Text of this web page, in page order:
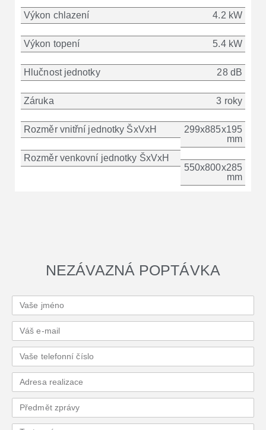
Výkon chlazení
Výkon topení
Hlučnost jednotky
Záruka
Rozměr vnitřní jednotky ŠxVxH
Rozměr venkovní jednotky ŠxVxH
4.2 kW
5.4 kW
28 dB
3 roky
299x885x195
mm
550x800x285
mm
NEZÁVAZNÁ POPTÁVKA